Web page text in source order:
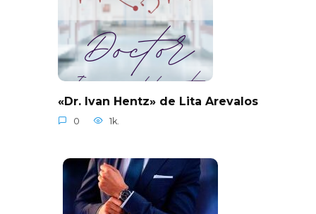
«Dr. Ivan Hentz» de Lita Arevalos
0 1k.